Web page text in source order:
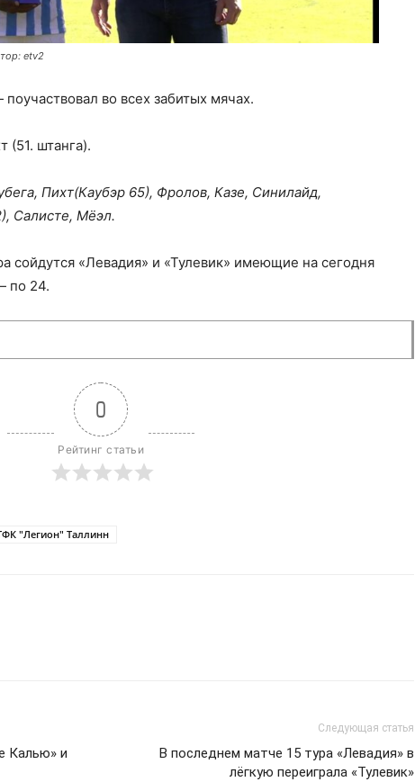
etv2
во всех забитых мячах.
(51. штанга).
Пихт(Каубэр 65), Фролов, Казе, Синилайд,
Салисте, Мёэл.
сойдутся «Левадия» и «Тулевик» имеющие на сегодня
по 24.
0
Рейтинг статьи
"Легион" Таллинн
Калью» и
Следующая статья
В последнем матче 15 тура «Левадия» в
лёгкую переиграла «Тулевик»